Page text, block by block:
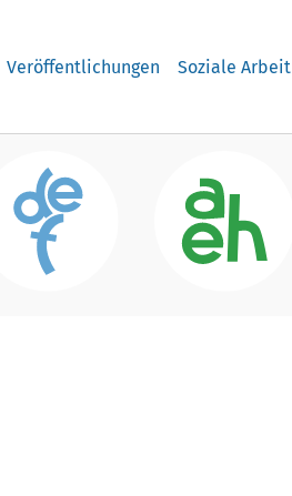
for "Veranstaltungen"
Veröffentlichungen Soziale Arbeit